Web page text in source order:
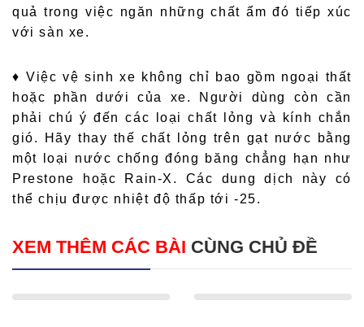
quả trong việc ngăn những chất ẩm đó tiếp xúc
với sàn xe.
♦Việc vệ sinh xe không chỉ bao gồm ngoại thất
hoặc phần dưới của xe. Người dùng còn cần
phải chú ý đến các loại chất lỏng và kính chắn
gió. Hãy thay thế chất lỏng trên gạt nước bằng
một loại nước chống đóng băng chẳng hạn như
Prestone hoặc Rain-X. Các dung dịch này có
thể chịu được nhiệt độ thấp tới -25.
XEM THÊM CÁC BÀI CÙNG CHỦ ĐỀ